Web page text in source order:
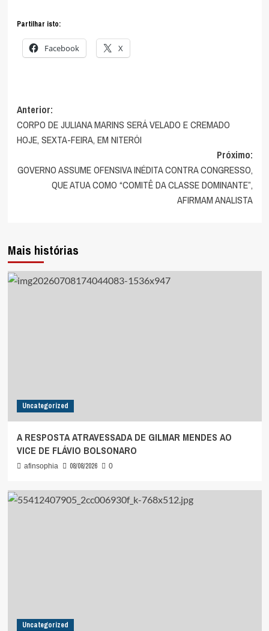
Partilhar isto:
Facebook X
Navegação
de
artigos
Anterior:
CORPO DE JULIANA MARINS SERÁ VELADO E CREMADO
HOJE, SEXTA-FEIRA, EM NITERÓI
Próximo:
GOVERNO ASSUME OFENSIVA INÉDITA CONTRA CONGRESSO,
QUE ATUA COMO “COMITÊ DA CLASSE DOMINANTE”,
AFIRMAM ANALISTA
Mais histórias
Uncategorized
A RESPOSTA ATRAVESSADA DE GILMAR MENDES AO
VICE DE FLÁVIO BOLSONARO
afinsophia 08/08/2026 0
Uncategorized